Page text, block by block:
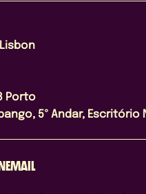
Porto
5º Andar, Escritório
EMAIL